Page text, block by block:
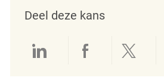
Deel deze kans
Delen via LinkedIn
Delen via